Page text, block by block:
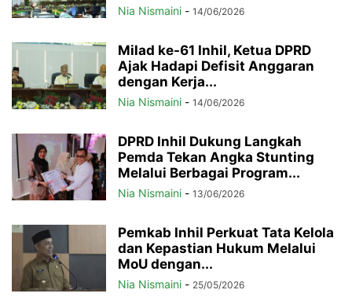
Nia Nismaini - 14/06/2026
Milad ke-61 Inhil, Ketua DPRD
Ajak Hadapi Defisit Anggaran
dengan Kerja...
Nia Nismaini - 14/06/2026
DPRD Inhil Dukung Langkah
Pemda Tekan Angka Stunting
Melalui Berbagai Program...
Nia Nismaini - 13/06/2026
Pemkab Inhil Perkuat Tata Kelola
dan Kepastian Hukum Melalui
MoU dengan...
Nia Nismaini - 25/05/2026